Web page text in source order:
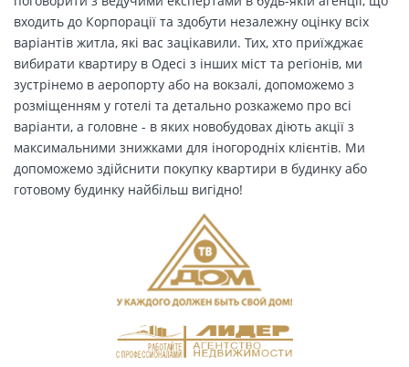
входить до Корпорації та здобути незалежну оцінку всіх
варіантів житла, які вас зацікавили. Тих, хто приїжджає
вибирати квартиру в Одесі з інших міст та регіонів, ми
зустрінемо в аеропорту або на вокзалі, допоможемо з
розміщенням у готелі та детально розкажемо про всі
варіанти, а головне - в яких новобудовах діють акції з
максимальними знижками для іногородніх клієнтів. Ми
допоможемо здійснити покупку квартири в будинку або
готовому будинку найбільш вигідно!